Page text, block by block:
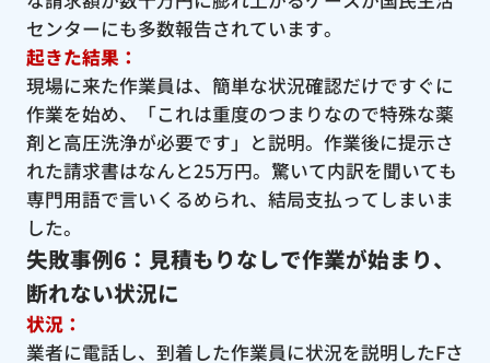
センターにも多数報告されています。
起きた結果：
現場に来た作業員は、簡単な状況確認だけですぐに
作業を始め、「これは重度のつまりなので特殊な薬
剤と高圧洗浄が必要です」と説明。作業後に提示さ
れた請求書はなんと25万円。驚いて内訳を聞いても
専門用語で言いくるめられ、結局支払ってしまいま
した。
失敗事例6：見積もりなしで作業が始まり、
断れない状況に
状況：
業者に電話し、到着した作業員に状況を説明したFさ